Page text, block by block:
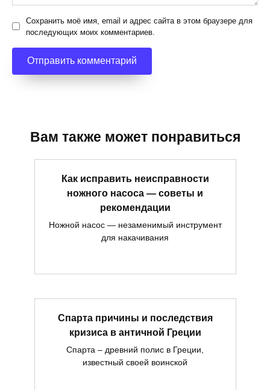
Сохранить моё имя, email и адрес сайта в этом браузере для
последующих моих комментариев.
Вам также может понравиться
Как исправить неисправности
ножного насоса — советы и
рекомендации
Ножной насос — незаменимый инструмент
для накачивания
Спарта причины и последствия
кризиса в античной Греции
Спарта – древний полис в Греции,
известный своей воинской